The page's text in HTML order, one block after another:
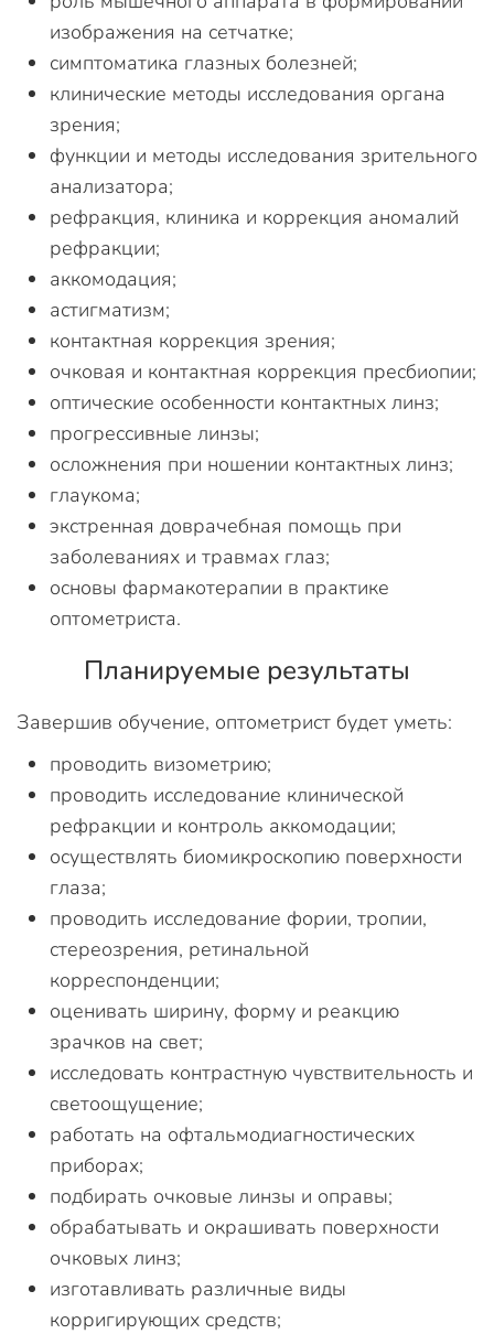
изображения на сетчатке;
симптоматика глазных болезней;
клинические методы исследования органа
зрения;
функции и методы исследования зрительного
анализатора;
рефракция, клиника и коррекция аномалий
рефракции;
аккомодация;
астигматизм;
контактная коррекция зрения;
очковая и контактная коррекция пресбиопии;
оптические особенности контактных линз;
прогрессивные линзы;
осложнения при ношении контактных линз;
глаукома;
экстренная доврачебная помощь при
заболеваниях и травмах глаз;
основы фармакотерапии в практике
оптометриста.
Планируемые результаты
Завершив обучение, оптометрист будет уметь:
проводить визометрию;
проводить исследование клинической
рефракции и контроль аккомодации;
осуществлять биомикроскопию поверхности
глаза;
проводить исследование фории, тропии,
стереозрения, ретинальной
корреспонденции;
оценивать ширину, форму и реакцию
зрачков на свет;
исследовать контрастную чувствительность и
светоощущение;
работать на офтальмодиагностических
приборах;
подбирать очковые линзы и оправы;
обрабатывать и окрашивать поверхности
очковых линз;
изготавливать различные виды
корригирующих средств;